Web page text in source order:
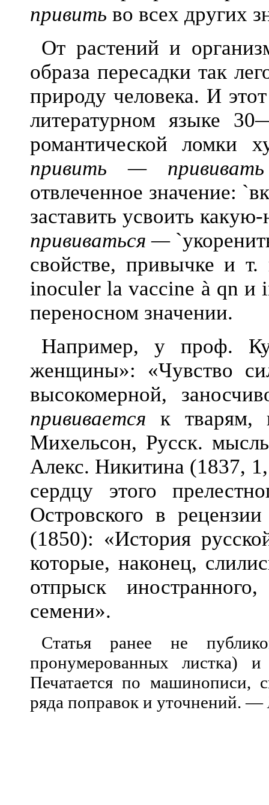
привить во всех других
От растений и
образа пересадки так
природу человека. И
литературном языке
романтической ломки
привить — прививать
отвлеченное значение:
заставить усвоить
прививаться —
свойстве, привычке и
inoculer la vaccine à qn и
переносном значении.
Например, у проф.
женщины»: «Чувство
высокомерной,
прививается к тварям,
Михельсон, Русск.
Алекс. Никитина (1837,
сердцу этого
Островского в
(1850): «История
которые, наконец,
отпрыск
семени».
Статья ранее не
пронумерованных листка)
Печатается по машинописи,
ряда поправок и уточнений. —